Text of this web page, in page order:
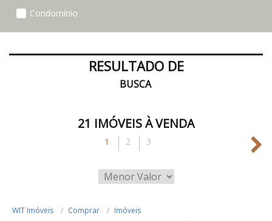
Condomínio
RESULTADO DE
BUSCA
21 IMÓVEIS À VENDA
1 2 3
WIT Imóveis Comprar Imóveis